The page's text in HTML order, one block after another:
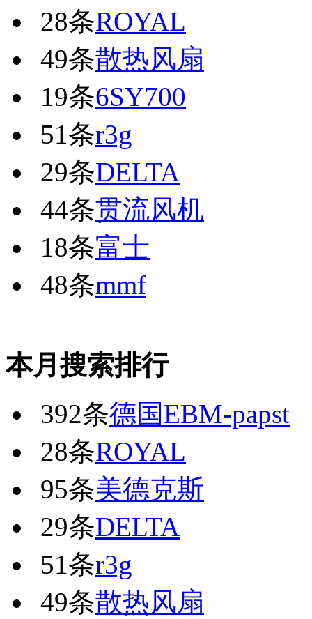
28条ROYAL
49条散热风扇
19条6SY700
51条r3g
29条DELTA
44条贯流风机
18条富士
48条mmf
本月搜索排行
392条德国EBM-papst
28条ROYAL
95条美德克斯
29条DELTA
51条r3g
49条散热风扇